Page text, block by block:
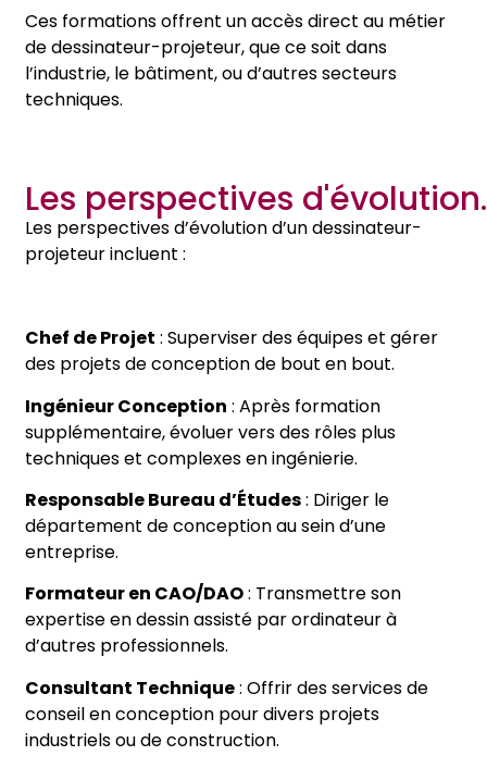
Ces formations offrent un accès direct au métier
de dessinateur-projeteur, que ce soit dans
l’industrie, le bâtiment, ou d’autres secteurs
techniques.
Les perspectives d'évolution.
Les perspectives d’évolution d’un dessinateur-
projeteur incluent :
Chef de Projet : Superviser des équipes et gérer
des projets de conception de bout en bout.
Ingénieur Conception : Après formation
supplémentaire, évoluer vers des rôles plus
techniques et complexes en ingénierie.
Responsable Bureau d’Études: Diriger le
département de conception au sein d’une
entreprise.
Formateur en CAO/DAO: Transmettre son
expertise en dessin assisté par ordinateur à
d’autres professionnels.
Consultant Technique: Offrir des services de
conseil en conception pour divers projets
industriels ou de construction.